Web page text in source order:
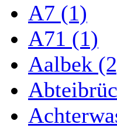
A7 (1)
A71 (1)
Aalbek